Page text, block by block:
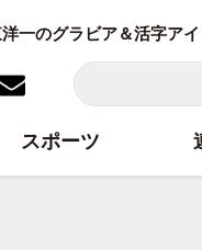
一のグラビア＆活字ア
スポーツ